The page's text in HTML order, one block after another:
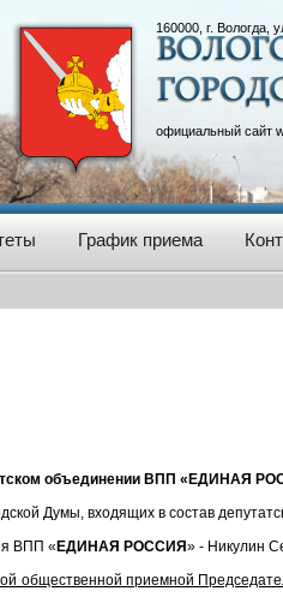
160000, г. Вологда,
официальный сайт
График приема
объединении ВПП «ЕДИНАЯ
Думы, входящих в состав
ВПП « ЕДИНАЯ РОССИЯ » - Никулин
общественной приемной